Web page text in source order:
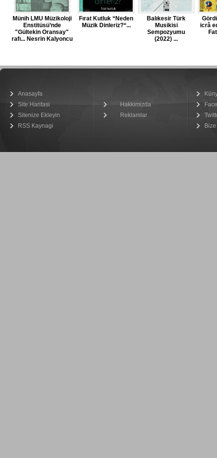
Münih LMU Müzikoloji
Enstitüsü’nde
"Gültekin Oransay"
rafı... Nesrin Kalyoncu
Fırat Kutluk “Neden
Müzik Dinleriz?“...
Balıkesir Türk
Musikisi
Sempozyumu
(2022) ...
icrâ
Anasayfa
Site Haritasi
Sitenize Ekleyin
RSS Kaynagi
Hakkimizda
Reklamlar